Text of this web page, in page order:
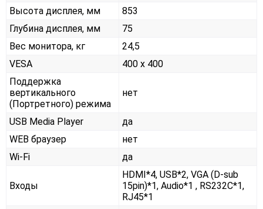
Высота дисплея, мм
853
Глубина дисплея, мм
75
Вес монитора, кг
24,5
VESA
400 x 400
Поддержка
вертикального
(Портретного) режима
нет
USB Media Player
да
WEB браузер
нет
Wi-Fi
да
Входы
HDMI*4, USB*2, VGA (D-sub
15pin)*1, Audio*1 , RS232С*1,
RJ45*1